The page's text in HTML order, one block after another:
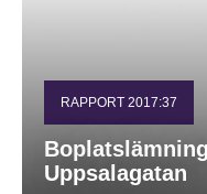
RAPPORT 2017:37
Uppsalagatan